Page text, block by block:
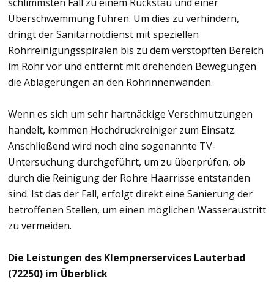
schlimmsten Fall zu einem Rückstau und einer
Überschwemmung führen. Um dies zu verhindern,
dringt der Sanitärnotdienst mit speziellen
Rohrreinigungsspiralen bis zu dem verstopften Bereich
im Rohr vor und entfernt mit drehenden Bewegungen
die Ablagerungen an den Rohrinnenwänden.
Wenn es sich um sehr hartnäckige Verschmutzungen
handelt, kommen Hochdruckreiniger zum Einsatz.
Anschließend wird noch eine sogenannte TV-
Untersuchung durchgeführt, um zu überprüfen, ob
durch die Reinigung der Rohre Haarrisse entstanden
sind. Ist das der Fall, erfolgt direkt eine Sanierung der
betroffenen Stellen, um einen möglichen Wasseraustritt
zu vermeiden.
Die Leistungen des Klempnerservices Lauterbad
(72250) im Überblick